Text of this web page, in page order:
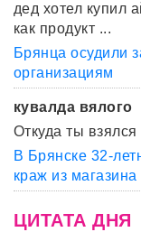
дед хотел купил
как продукт ...
Брянца осудили
организациям
кувалда вялого
Откуда ты взялся
В Брянске 32-
краж из магазина
ЦИТАТА ДНЯ